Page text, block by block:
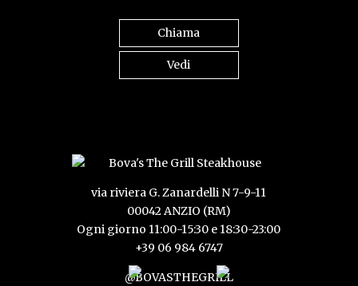
Chiama
Vedi
via riviera G. Zanardelli N 7-9-11
00042 ANZIO (RM)
Ogni giorno 11:00-15:30 e 18:30-23:00
+39 06 984 6747
@BOVASTHEGRILL